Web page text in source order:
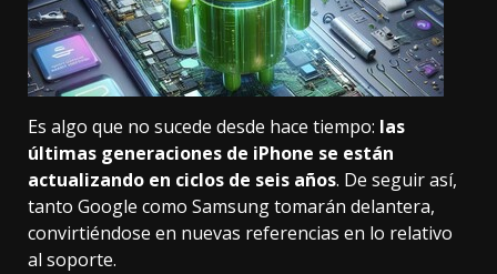
Es algo que no sucede desde hace tiempo: las
últimas generaciones de iPhone se están
actualizando en ciclos de seis años. De seguir así,
tanto Google como Samsung tomarán delantera,
convirtiéndose en nuevas referencias en lo relativo
al soporte.